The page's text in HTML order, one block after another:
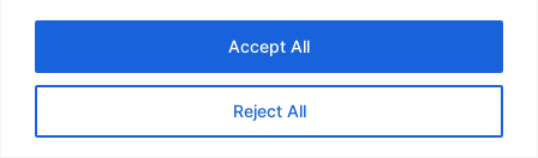
Reject All
Accept All
lengte van de schutting en de aanwezigheid van
poorten of hoeken hebben invloed op de beste
oplossing.